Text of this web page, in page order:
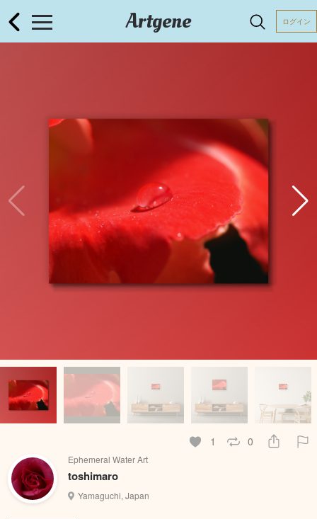
Artgene ログイン
1 0
Ephemeral Water Art
toshimaro
Yamaguchi, Japan